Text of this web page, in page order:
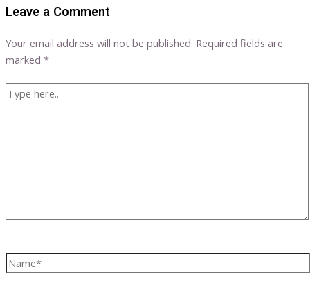
Leave a Comment
Your email address will not be published. Required fields are
marked *
Type
Name*